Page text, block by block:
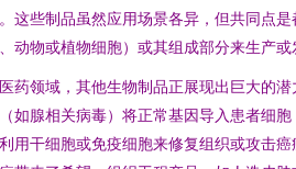
这些制品虽然应用场景各异，但共同点
动物或植物细胞）或其组成部分来生产或
药领域，其他生物制品正展现出巨大的
如腺相关病毒）将正常基因导入患者细
用干细胞或免疫细胞来修复组织或攻击